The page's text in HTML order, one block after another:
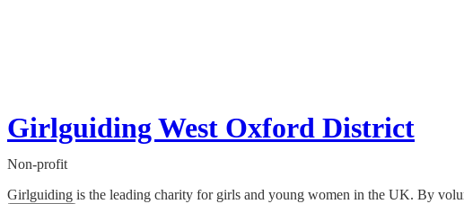
Girlguiding West Oxford District
Non-profit
Girlguiding is the leading charity for girls and young women in the UK. By